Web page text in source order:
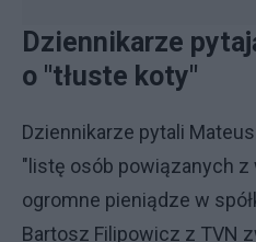
Dziennikarze
o "tłuste koty"
Dziennikarze pytali
"listę osób powiązanych z
ogromne pieniądze w
Bartosz Filipowicz z TVN